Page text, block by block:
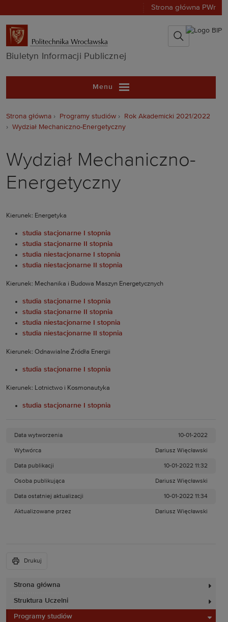
Strona główna PWr
Biuletyn
Biuletyn Informacji Publicznej
Menu
Strona główna
Struktura Uczelni
Programy studiów
Strona główna Programy studiów
Rok Akademicki 2021/2022
Wydział Mechaniczno-Energetyczny
Wydział Mechaniczno-
Energetyczny
Kierunek: Energetyka
studia stacjonarne I stopnia
studia stacjonarne II stopnia
studia niestacjonarne I stopnia
studia niestacjonarne II stopnia
Kierunek: Mechanika i Budowa Maszyn Energetycznych
studia stacjonarne I stopnia
studia stacjonarne II stopnia
studia niestacjonarne I stopnia
studia niestacjonarne II stopnia
Kierunek: Odnawialne Źródła Energii
studia stacjonarne I stopnia
Kierunek: Lotnictwo i Kosmonautyka
studia stacjonarne I stopnia
Data wytworzenia 10-01-2022
Wytwórca Dariusz Więcławski
Data publikacji 10-01-2022 11:32
Osoba publikująca Dariusz Więcławski
Data ostatniej aktualizacji 10-01-2022 11:34
Aktualizowane przez Dariusz Więcławski
Drukuj